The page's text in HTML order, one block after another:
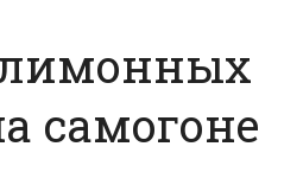
самогоне